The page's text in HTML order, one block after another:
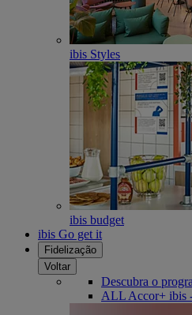
ibis Styles
ibis budget
ibis Go get it
Fidelização
Voltar
Descubra o
ALL Accor+ ibis